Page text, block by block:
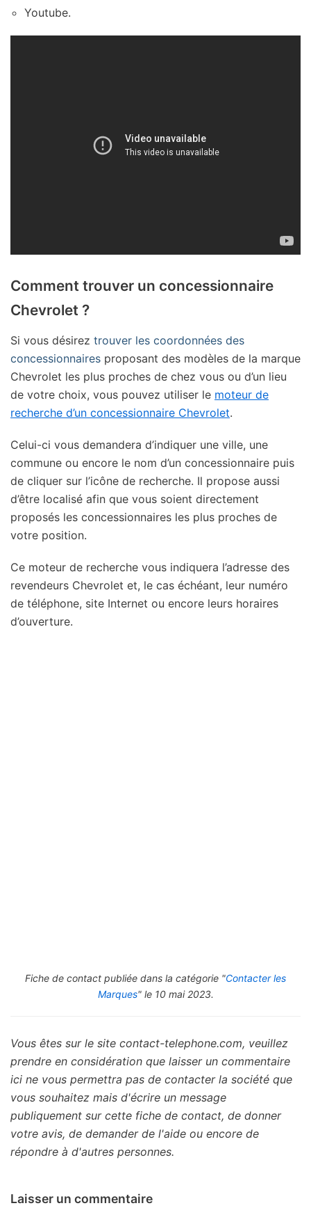
Youtube.
Comment trouver un concessionnaire
Chevrolet ?
Si vous désirez trouver les coordonnées des
concessionnaires proposant des modèles de la marque
Chevrolet les plus proches de chez vous ou d’un lieu
de votre choix, vous pouvez utiliser le moteur de
recherche d’un concessionnaire Chevrolet.
Celui-ci vous demandera d’indiquer une ville, une
commune ou encore le nom d’un concessionnaire puis
de cliquer sur l’icône de recherche. Il propose aussi
d’être localisé afin que vous soient directement
proposés les concessionnaires les plus proches de
votre position.
Ce moteur de recherche vous indiquera l’adresse des
revendeurs Chevrolet et, le cas échéant, leur numéro
de téléphone, site Internet ou encore leurs horaires
d’ouverture.
Fiche de contact publiée dans la catégorie "Contacter les
Marques" le 10 mai 2023.
Vous êtes sur le site contact-telephone.com, veuillez
prendre en considération que laisser un commentaire
ici ne vous permettra pas de contacter la société que
vous souhaitez mais d'écrire un message
publiquement sur cette fiche de contact, de donner
votre avis, de demander de l'aide ou encore de
répondre à d'autres personnes.
Laisser un commentaire